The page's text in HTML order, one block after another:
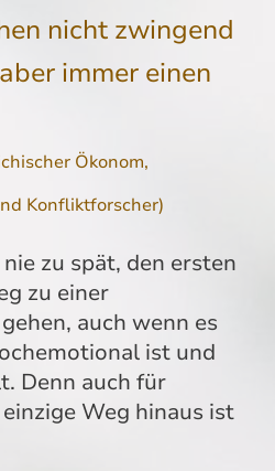
nicht zwingend
immer einen
Ökonom,
Konfliktforscher)
zu spät, den ersten
zu einer
auch wenn es
ist und
Denn auch für
Weg hinaus ist